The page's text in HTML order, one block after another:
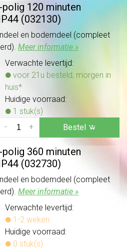
120 minuten
(032130)
en bodemdeel (compleet
Meer informatie »
Verwachte levertijd:
voor 21u besteld, morgen in
huis*
Huidige voorraad:
1 stuk(s)
+
- Bestel
360 minuten
(032730)
en bodemdeel (compleet
Meer informatie »
Verwachte levertijd:
1-2 weken
Huidige voorraad:
0 stuk(s)